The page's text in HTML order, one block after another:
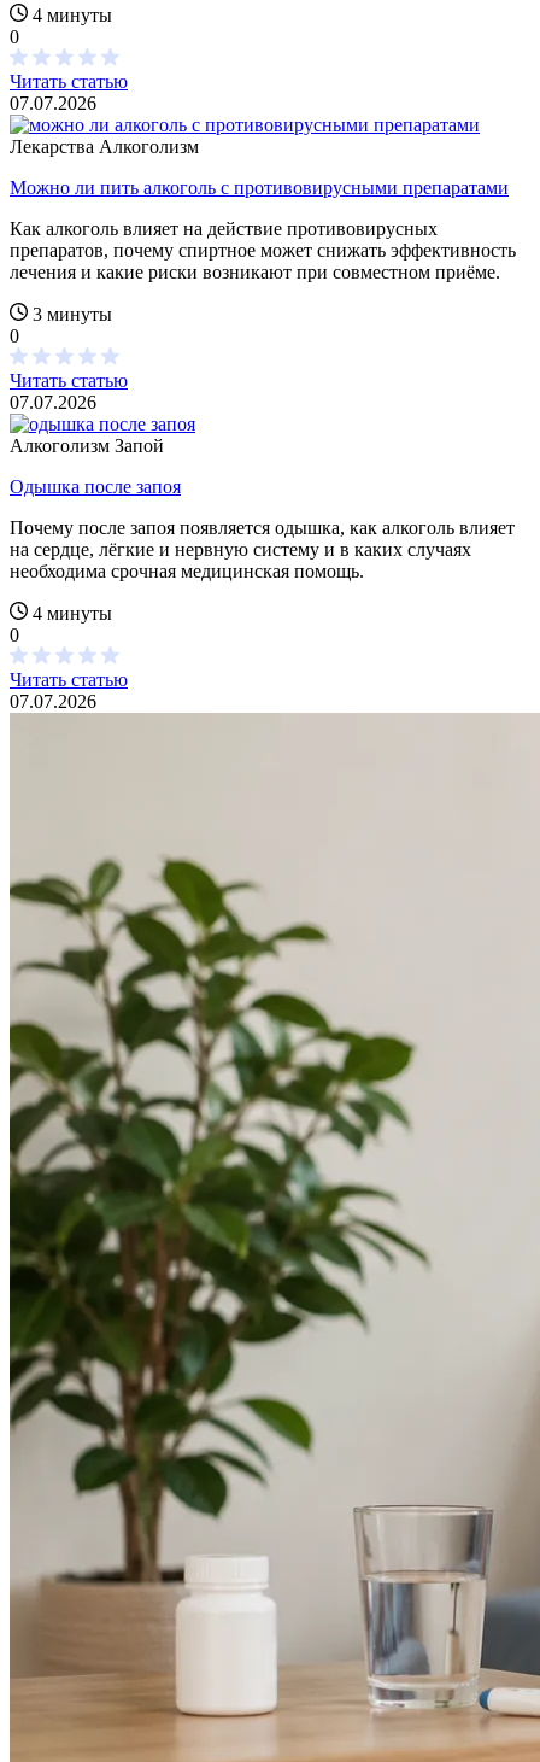
4 минуты
0
Читать статью
07.07.2026
Лекарства Алкоголизм
Можно ли пить алкоголь с противовирусными препаратами
Как алкоголь влияет на действие противовирусных
препаратов, почему спиртное может снижать эффективность
лечения и какие риски возникают при совместном приёме.
3 минуты
0
Читать статью
07.07.2026
Алкоголизм Запой
Одышка после запоя
Почему после запоя появляется одышка, как алкоголь влияет
на сердце, лёгкие и нервную систему и в каких случаях
необходима срочная медицинская помощь.
4 минуты
0
Читать статью
07.07.2026